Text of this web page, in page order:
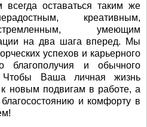
оставаться таким же
креативным,
умеющим
на два шага вперед. Мы
успехов и карьерного
благополучия и обычного
Чтобы Ваша личная жизнь
новым подвигам в работе, а
и комфорту в